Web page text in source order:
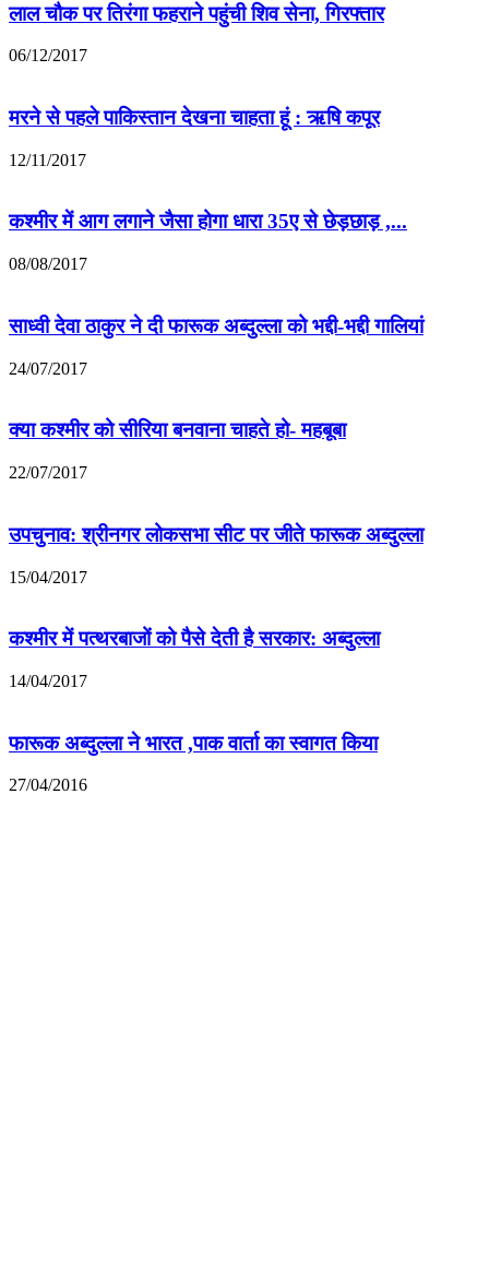
लाल चौक पर तिरंगा फहराने पहुंची शिव सेना, गिरफ्तार
06/12/2017
मरने से पहले पाकिस्तान देखना चाहता हूं : ऋषि कपूर
12/11/2017
कश्मीर में आग लगाने जैसा होगा धारा 35ए से छेड़छाड़ ,...
08/08/2017
साध्वी देवा ठाकुर ने दी फारूक अब्दुल्ला को भद्दी-भद्दी गालियां
24/07/2017
क्या कश्मीर को सीरिया बनवाना चाहते हो- महबूबा
22/07/2017
उपचुनाव: श्रीनगर लोकसभा सीट पर जीते फारूक अब्दुल्ला
15/04/2017
कश्मीर में पत्थरबाजों को पैसे देती है सरकार: अब्दुल्ला
14/04/2017
फारूक अब्दुल्ला ने भारत ,पाक वार्ता का स्वागत किया
27/04/2016